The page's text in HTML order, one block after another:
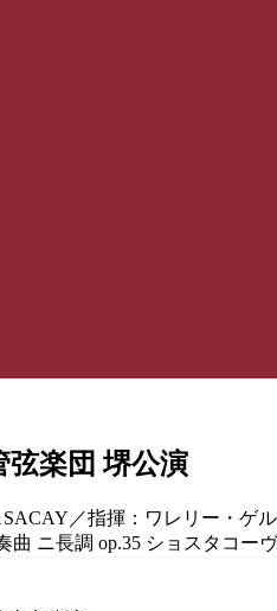
楽団 堺公演
／指揮：ワレリー・ゲ
ニ長調 op.35 ショスタコー